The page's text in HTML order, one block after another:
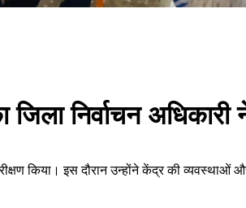
निर्वाचन अधिकारी
किया। इस दौरान उन्होंने केंद्र की व्यवस्थाओं